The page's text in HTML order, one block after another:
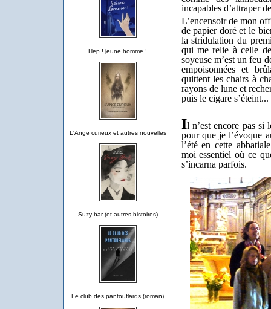
Hep ! jeune homme !
L'Ange curieux et autres nouvelles
Suzy bar (et autres histoires)
Le club des pantouflards (roman)
incapables d’attraper
L’encensoir de mon
de papier doré et le
la stridulation du
qui me relie à celle
soyeuse m’est un feu
empoisonnées et
quittent les chairs à
rayons de lune et
puis le cigare s’éteint...
Il n’est encore pas si
pour que je l’évoque
l’été en cette
moi essentiel où ce
s’incarna parfois.